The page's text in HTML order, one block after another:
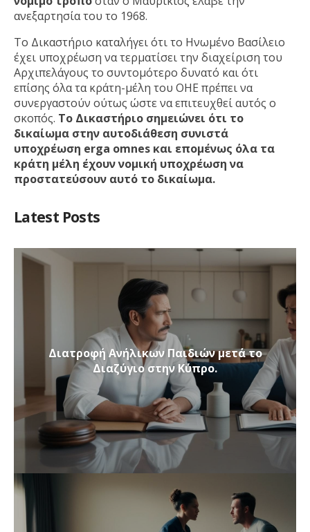
ανεξαρτησία του το 1968.
Το Δικαστήριο καταλήγει ότι το Ηνωμένο Βασίλειο
έχει υποχρέωση να τερματίσει την διαχείριση του
Αρχιπελάγους το συντομότερο δυνατό και ότι
επίσης όλα τα κράτη-μέλη του ΟΗΕ πρέπει να
συνεργαστούν ούτως ώστε να επιτευχθεί αυτός ο
σκοπός. Το Δικαστήριο σημειώνει ότι το
δικαίωμα στην αυτοδιάθεση συνιστά
υποχρέωση erga omnes και επομένως όλα τα
κράτη μέλη έχουν νομική υποχρέωση να
προστατεύσουν αυτό το δικαίωμα.
Latest Posts
Διατροφή Ανήλικων Παιδιών μετά το
Διαζύγιο στην Κύπρο.